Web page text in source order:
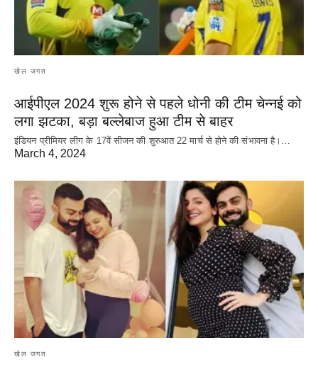
खेल जगत
आईपीएल 2024 शुरू होने से पहले धोनी की टीम चेन्नई को
लगा झटका, बड़ा बल्लेबाज हुआ टीम से बाहर
इंडियन प्रीमियर लीग के 17वें सीजन की शुरुआत 22 मार्च से होने की संभावना है।…
March 4, 2024
खेल जगत